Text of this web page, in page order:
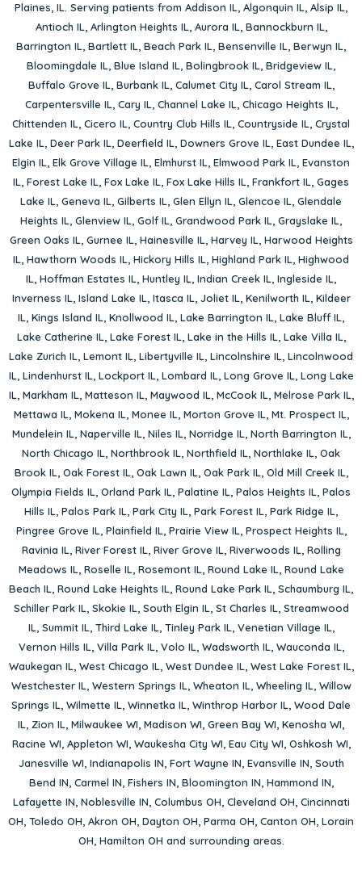
Plaines, IL. Serving patients from Addison IL, Algonquin IL, Alsip IL,
Antioch IL, Arlington Heights IL, Aurora IL, Bannockburn IL,
Barrington IL, Bartlett IL, Beach Park IL, Bensenville IL, Berwyn IL,
Bloomingdale IL, Blue Island IL, Bolingbrook IL, Bridgeview IL,
Buffalo Grove IL, Burbank IL, Calumet City IL, Carol Stream IL,
Carpentersville IL, Cary IL, Channel Lake IL, Chicago Heights IL,
Chittenden IL, Cicero IL, Country Club Hills IL, Countryside IL, Crystal
Lake IL, Deer Park IL, Deerfield IL, Downers Grove IL, East Dundee IL,
Elgin IL, Elk Grove Village IL, Elmhurst IL, Elmwood Park IL, Evanston
IL, Forest Lake IL, Fox Lake IL, Fox Lake Hills IL, Frankfort IL, Gages
Lake IL, Geneva IL, Gilberts IL, Glen Ellyn IL, Glencoe IL, Glendale
Heights IL, Glenview IL, Golf IL, Grandwood Park IL, Grayslake IL,
Green Oaks IL, Gurnee IL, Hainesville IL, Harvey IL, Harwood Heights
IL, Hawthorn Woods IL, Hickory Hills IL, Highland Park IL, Highwood
IL, Hoffman Estates IL, Huntley IL, Indian Creek IL, Ingleside IL,
Inverness IL, Island Lake IL, Itasca IL, Joliet IL, Kenilworth IL, Kildeer
IL, Kings Island IL, Knollwood IL, Lake Barrington IL, Lake Bluff IL,
Lake Catherine IL, Lake Forest IL, Lake in the Hills IL, Lake Villa IL,
Lake Zurich IL, Lemont IL, Libertyville IL, Lincolnshire IL, Lincolnwood
IL, Lindenhurst IL, Lockport IL, Lombard IL, Long Grove IL, Long Lake
IL, Markham IL, Matteson IL, Maywood IL, McCook IL, Melrose Park IL,
Mettawa IL, Mokena IL, Monee IL, Morton Grove IL, Mt. Prospect IL,
Mundelein IL, Naperville IL, Niles IL, Norridge IL, North Barrington IL,
North Chicago IL, Northbrook IL, Northfield IL, Northlake IL, Oak
Brook IL, Oak Forest IL, Oak Lawn IL, Oak Park IL, Old Mill Creek IL,
Olympia Fields IL, Orland Park IL, Palatine IL, Palos Heights IL, Palos
Hills IL, Palos Park IL, Park City IL, Park Forest IL, Park Ridge IL,
Pingree Grove IL, Plainfield IL, Prairie View IL, Prospect Heights IL,
Ravinia IL, River Forest IL, River Grove IL, Riverwoods IL, Rolling
Meadows IL, Roselle IL, Rosemont IL, Round Lake IL, Round Lake
Beach IL, Round Lake Heights IL, Round Lake Park IL, Schaumburg IL,
Schiller Park IL, Skokie IL, South Elgin IL, St Charles IL, Streamwood
IL, Summit IL, Third Lake IL, Tinley Park IL, Venetian Village IL,
Vernon Hills IL, Villa Park IL, Volo IL, Wadsworth IL, Wauconda IL,
Waukegan IL, West Chicago IL, West Dundee IL, West Lake Forest IL,
Westchester IL, Western Springs IL, Wheaton IL, Wheeling IL, Willow
Springs IL, Wilmette IL, Winnetka IL, Winthrop Harbor IL, Wood Dale
IL, Zion IL, Milwaukee WI, Madison WI, Green Bay WI, Kenosha WI,
Racine WI, Appleton WI, Waukesha City WI, Eau City WI, Oshkosh WI,
Janesville WI, Indianapolis IN, Fort Wayne IN, Evansville IN, South
Bend IN, Carmel IN, Fishers IN, Bloomington IN, Hammond IN,
Lafayette IN, Noblesville IN, Columbus OH, Cleveland OH, Cincinnati
OH, Toledo OH, Akron OH, Dayton OH, Parma OH, Canton OH, Lorain
OH, Hamilton OH and surrounding areas.